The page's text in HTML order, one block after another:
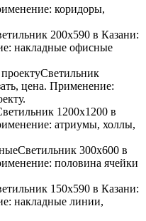
коридоры,
200x590 в Казани:
накладные офисные
Светильник
цена. Применение:
.
1200x1200 в
атриумы, холлы,
Светильник 300x600 в
половина ячейки
150x590 в Казани:
накладные линии,